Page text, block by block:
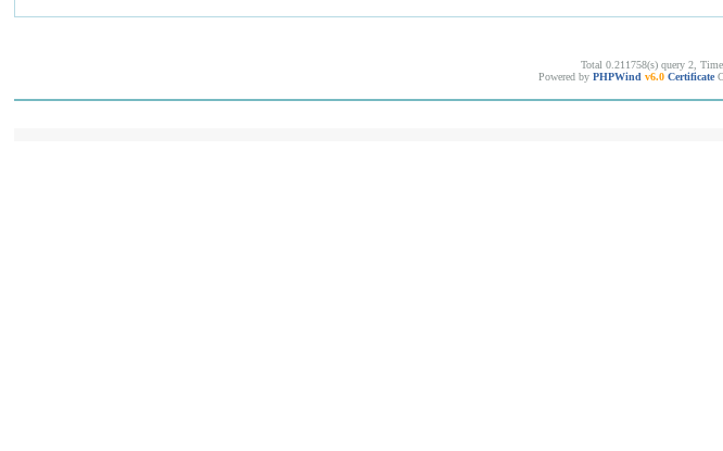
Total 0.211758(s) query 2,
Powered by PHPWind v6.0 Certificate